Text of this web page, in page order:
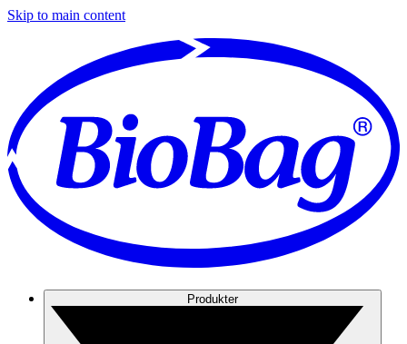
Skip to main content
Produkter